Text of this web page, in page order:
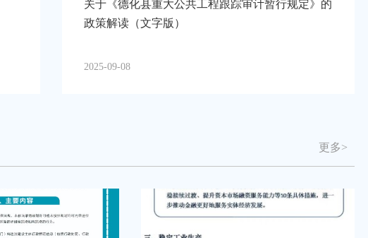
关于《德化县重大公共工程跟踪审计暂行规定》的
政策解读（文字版）
2025-09-08
更多>